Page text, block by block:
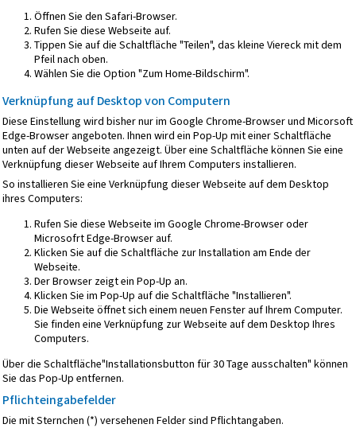
Öffnen Sie den Safari-Browser.
Rufen Sie diese Webseite auf.
Tippen Sie auf die Schaltfläche "Teilen", das kleine Viereck mit dem
Pfeil nach oben.
Wählen Sie die Option "Zum Home-Bildschirm".
Verknüpfung auf Desktop von Computern
Diese Einstellung wird bisher nur im Google Chrome-Browser und Micorsoft
Edge-Browser angeboten. Ihnen wird ein Pop-Up mit einer Schaltfläche
unten auf der Webseite angezeigt. Über eine Schaltfläche können Sie eine
Verknüpfung dieser Webseite auf Ihrem Computers installieren.
So installieren Sie eine Verknüpfung dieser Webseite auf dem Desktop
ihres Computers:
Rufen Sie diese Webseite im Google Chrome-Browser oder
Microsofrt Edge-Browser auf.
Klicken Sie auf die Schaltfläche zur Installation am Ende der
Webseite.
Der Browser zeigt ein Pop-Up an.
Klicken Sie im Pop-Up auf die Schaltfläche "Installieren".
Die Webseite öffnet sich einem neuen Fenster auf Ihrem Computer.
Sie finden eine Verknüpfung zur Webseite auf dem Desktop Ihres
Computers.
Über die Schaltfläche"Installationsbutton für 30 Tage ausschalten" können
Sie das Pop-Up entfernen.
Pflichteingabefelder
Die mit Sternchen (*) versehenen Felder sind Pflichtangaben.